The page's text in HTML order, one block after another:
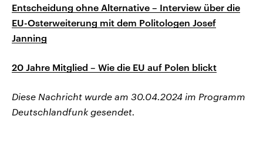
Entscheidung ohne Alternative – Interview über die
EU-Osterweiterung mit dem Politologen Josef
Janning
20 Jahre Mitglied – Wie die EU auf Polen blickt
Diese Nachricht wurde am 30.04.2024 im Programm
Deutschlandfunk gesendet.